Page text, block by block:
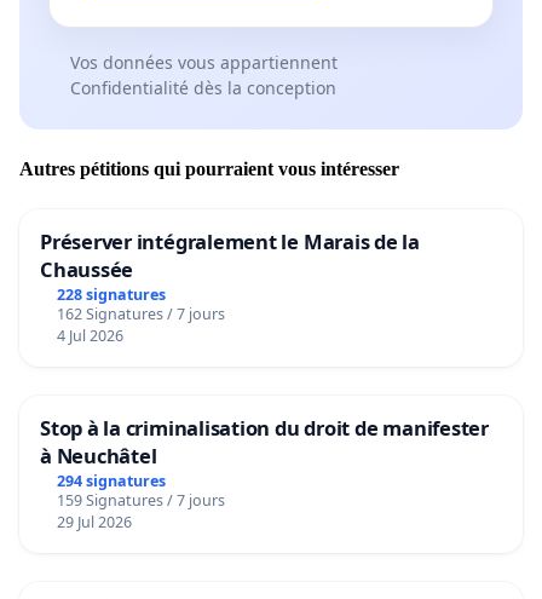
Vos données vous appartiennent
Confidentialité dès la conception
Autres pétitions qui pourraient vous intéresser
Préserver intégralement le Marais de la
Chaussée
228 signatures
162 Signatures / 7 jours
4 Jul 2026
Stop à la criminalisation du droit de manifester
à Neuchâtel
294 signatures
159 Signatures / 7 jours
29 Jul 2026